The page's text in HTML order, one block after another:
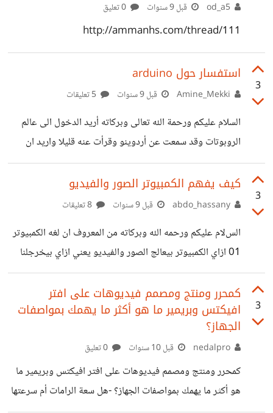
قبل 9 سنوات
http://ammanhs.com/thread/111
3
استفسار حول arduino
قبل 9 سنوات
السلام عليكم ورحمة الله تعالى وبركاته أريد الدخول الى عالم
الروبوتات وقد سمعت عن أردوينو وقرأت عنه قليلا واريد ان
اعرف ما هي اللغة البرمجية التي يمكنني استخادمها ؟ لأنني
غيرها ... هل بإمكانكم إخباري باللغة القوية والمناسبة للأردوينو
3
كيف يفهم الكمبيوتر الصور والفيديو
قبل 9 سنوات
السﻻم عليكم ورحمه الله وبركاته من المعروف ان لغه الكمبيوتر
01 ازاي الكمبيوتر بيعالج الصور والفيديو يعني ازاي بيخرجلنا
اﻻشكال دي بﻻلوان واﻻصوات وهي في اساسها كهربا
3
كمحرر ومنتج ومصمم فيديوهات على افتر
افيكتس وبريمير ما هو أكثر ما يهمك بمواصفات
الجهاز؟
قبل 10 سنوات
كمحرر ومنتج ومصمم فيديوهات على افتر افيكتس وبريمير ما
هو أكثر ما يهمك بمواصفات الجهاز؟ -هل سعة الرامات أم سرعتها